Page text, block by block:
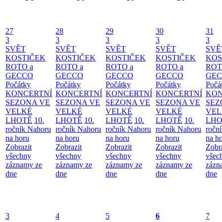
27
3
SVĚT
KOSTIČEK
ROTO a
GECCO
Počátky
KONCERTNÍ
SEZONA VE
VELKÉ
LHOTĚ 10.
ročník Nahoru
na horu
Zobrazit
všechny
záznamy ze
dne
28
3
SVĚT
KOSTIČEK
ROTO a
GECCO
Počátky
KONCERTNÍ
SEZONA VE
VELKÉ
LHOTĚ 10.
ročník Nahoru
na horu
Zobrazit
všechny
záznamy ze
dne
29
3
SVĚT
KOSTIČEK
ROTO a
GECCO
Počátky
KONCERTNÍ
SEZONA VE
VELKÉ
LHOTĚ 10.
ročník Nahoru
na horu
Zobrazit
všechny
záznamy ze
dne
30
3
SVĚT
KOSTIČEK
ROTO a
GECCO
Počátky
KONCERTNÍ
SEZONA VE
VELKÉ
LHOTĚ 10.
ročník Nahoru
na horu
Zobrazit
všechny
záznamy ze
dne
31
3
na
dne
3
4
5
6
7